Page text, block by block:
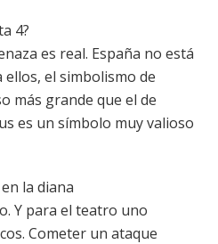
4?
es real. España no está
ellos, el simbolismo de
más grande que el de
es un símbolo muy valioso
la diana
Y para el teatro uno
Cometer un ataque